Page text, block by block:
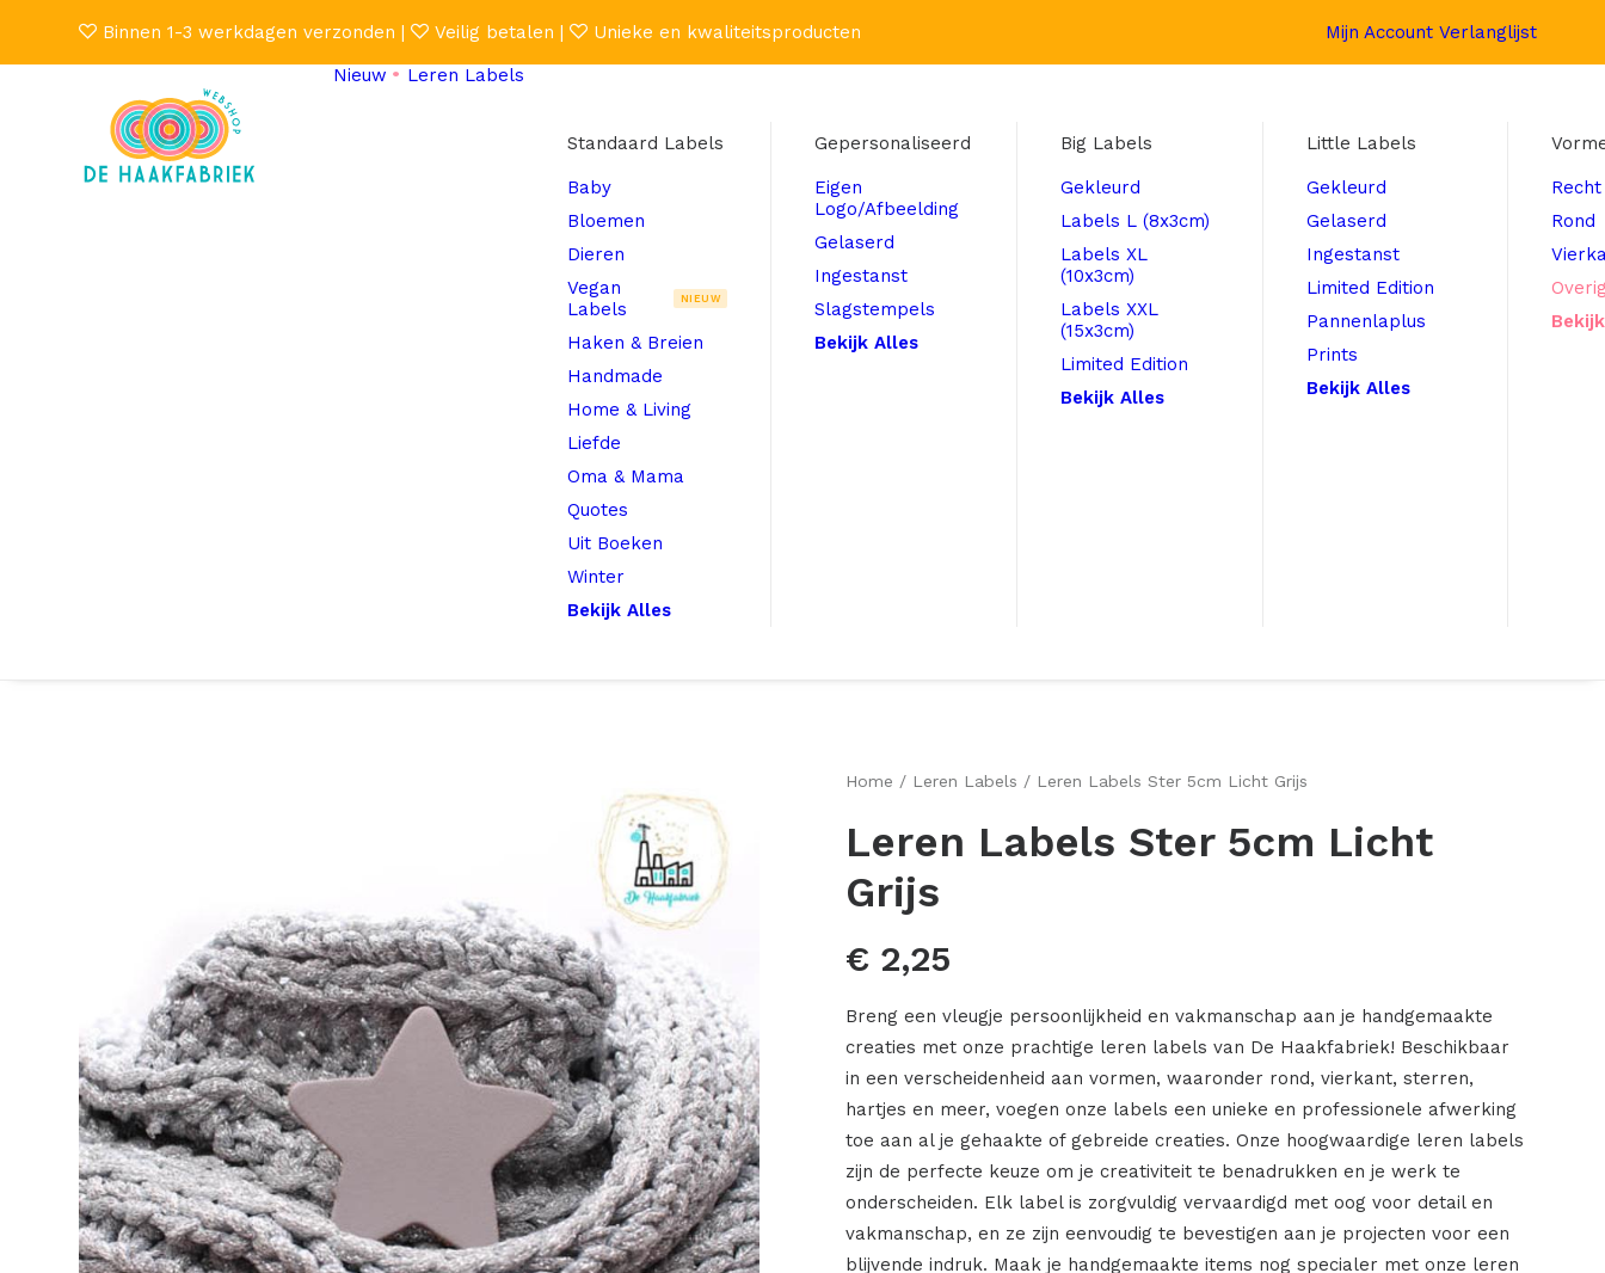
Binnen 1-3 werkdagen verzonden | Veilig betalen | Unieke en kwaliteitsproducten Mijn Account Verlanglijst
Nieuw
Leren Labels
Standaard Labels
Baby
Bloemen
Dieren
Vegan
Labels
NIEUW
Haken & Breien
Handmade
Home & Living
Liefde
Oma & Mama
Quotes
Uit Boeken
Winter
Bekijk Alles
Gepersonaliseerd
Eigen
Logo/Afbeelding
Gelaserd
Ingestanst
Slagstempels
Bekijk Alles
Big Labels
Gekleurd
Labels L (8x3cm)
Labels XL
(10x3cm)
Labels XXL
(15x3cm)
Limited Edition
Bekijk Alles
Little Labels
Gekleurd
Gelaserd
Ingestanst
Limited Edition
Pannenlaplus
Prints
Bekijk Alles
Recht
Rond
Home Leren Labels Leren Labels Ster 5cm Licht Grijs
Leren Labels Ster 5cm Licht
Grijs
€ 2,25
Breng een vleugje persoonlijkheid en vakmanschap aan je handgemaakte
creaties met onze prachtige leren labels van De Haakfabriek! Beschikbaar
in een verscheidenheid aan vormen, waaronder rond, vierkant, sterren,
hartjes en meer, voegen onze labels een unieke en professionele afwerking
toe aan al je gehaakte of gebreide creaties. Onze hoogwaardige leren labels
zijn de perfecte keuze om je creativiteit te benadrukken en je werk te
onderscheiden. Elk label is zorgvuldig vervaardigd met oog voor detail en
vakmanschap, en ze zijn eenvoudig te bevestigen aan je projecten voor een
blijvende indruk. Maak je handgemaakte items nog specialer met onze leren